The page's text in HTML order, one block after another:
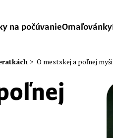
na počúvanieOmaľovánky
> O mestskej a poľnej myši